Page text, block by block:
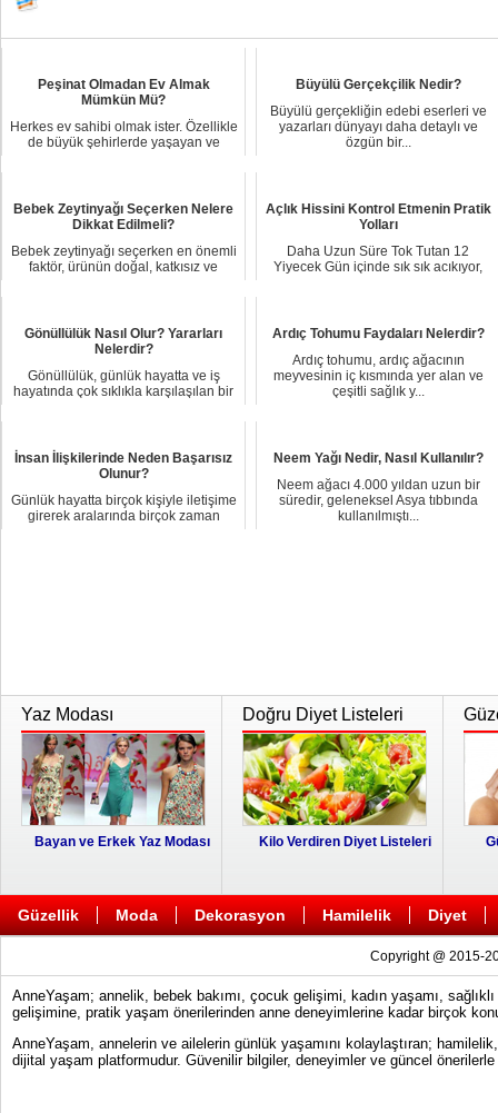
Peşinat Olmadan Ev Almak
Mümkün Mü?
Herkes ev sahibi olmak ister. Özellikle
de büyük şehirlerde yaşayan ve
Büyülü Gerçekçilik Nedir?
Büyülü gerçekliğin edebi eserleri ve
yazarları dünyayı daha detaylı ve
özgün bir...
Bebek Zeytinyağı Seçerken Nelere
Dikkat Edilmeli?
Bebek zeytinyağı seçerken en önemli
faktör, ürünün doğal, katkısız ve
Açlık Hissini Kontrol Etmenin Pratik
Yolları
Daha Uzun Süre Tok Tutan 12
Yiyecek Gün içinde sık sık acıkıyor,
Gönüllülük Nasıl Olur? Yararları
Nelerdir?
Gönüllülük, günlük hayatta ve iş
hayatında çok sıklıkla karşılaşılan bir
Ardıç Tohumu Faydaları Nelerdir?
Ardıç tohumu, ardıç ağacının
meyvesinin iç kısmında yer alan ve
çeşitli sağlık y...
İnsan İlişkilerinde Neden Başarısız
Olunur?
Günlük hayatta birçok kişiyle iletişime
girerek aralarında birçok zaman
Neem Yağı Nedir, Nasıl Kullanılır?
Neem ağacı 4.000 yıldan uzun bir
süredir, geleneksel Asya tıbbında
kullanılmıştı...
Yaz Modası
Bayan ve Erkek Yaz Modası
Doğru Diyet Listeleri
Kilo Verdiren Diyet Listeleri
Güzellik Moda Dekorasyon Hamilelik Diyet
Copyright @ 2015-
AnneYaşam; annelik, bebek bakımı, çocuk gelişimi, kadın yaşamı,
gelişimine, pratik yaşam önerilerinden anne deneyimlerine kadar birçok
AnneYaşam, annelerin ve ailelerin günlük yaşamını kolaylaştıran;
dijital yaşam platformudur. Güvenilir bilgiler, deneyimler ve güncel